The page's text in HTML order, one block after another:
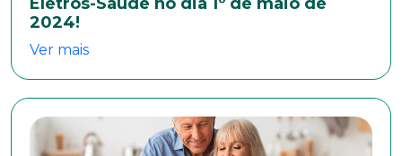
2024!
Ver mais
Endereço